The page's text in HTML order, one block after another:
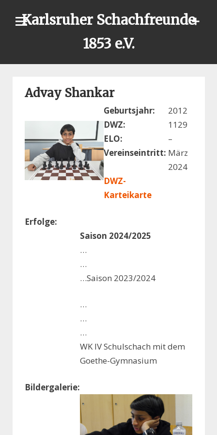
Karlsruher Schachfreunde
1853 e.V.
Advay Shankar
Geburtsjahr:
2012
DWZ:
1129
ELO:
–
Vereinseintritt: März
2024
DWZ-
Karteikarte
Erfolge:
Saison 2024/2025
…
…
…Saison 2023/2024
…
…
…
WK IV Schulschach mit dem
Goethe-Gymnasium
Bildergalerie: